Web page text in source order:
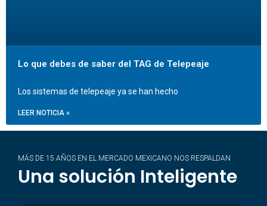
Lo que debes de saber del TAG de Telepeaje
Los sistemas de telepeaje ya se han hecho
LEER NOTICIA »
MÁS DE 15 AÑOS EN EL MERCADO MEXICANO NOS RESPALDAN
Una solución Inteligente